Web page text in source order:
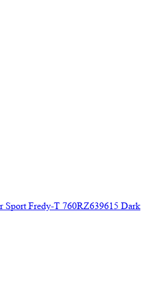
Sport Fredy-T 760RZ639615 Dark